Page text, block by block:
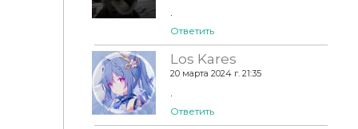
.
Ответить
Los Kares
20 марта 2024 г. 21:35
.
Ответить